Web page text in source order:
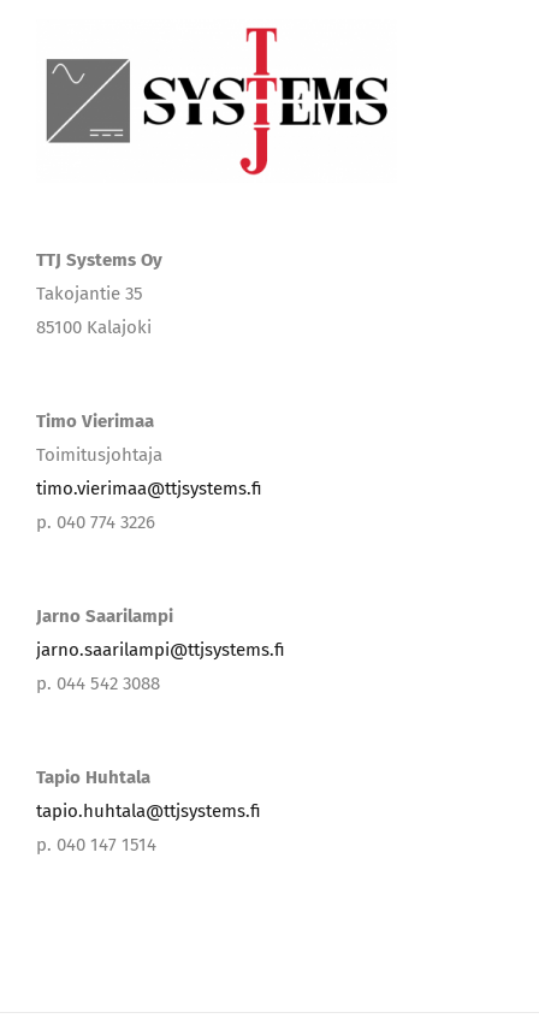
TTJ Systems Oy
Takojantie 35
85100 Kalajoki
Timo Vierimaa
Toimitusjohtaja
timo.vierimaa@ttjsystems.fi
p. 040 774 3226
Jarno Saarilampi
jarno.saarilampi@ttjsystems.fi
p. 044 542 3088
Tapio Huhtala
tapio.huhtala@ttjsystems.fi
p. 040 147 1514